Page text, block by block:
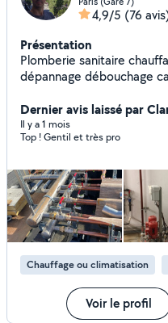
4,9/5 (76
Présentation
Plomberie sanitaire chauffagiste Clim froid
Dernier avis laissé par
Il y a 1 mois
Top ! Gentil et très pro
Chauffage ou climatisation
Voir le profil